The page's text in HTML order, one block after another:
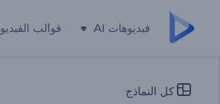
فيديوهات AI قوالب الفيديو
كل النماذج